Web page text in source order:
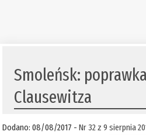
Smoleńsk:
Clausewitza
Dodano: 08/08/2017 -Nr 32 z 9 sierpnia